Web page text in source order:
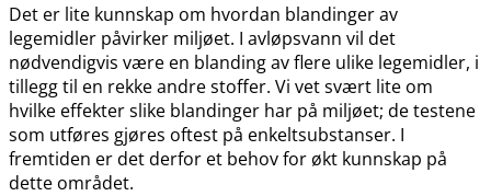
Det er lite kunnskap om hvordan blandinger av
legemidler påvirker miljøet. I avløpsvann vil det
nødvendigvis være en blanding av flere ulike legemidler, i
tillegg til en rekke andre stoffer. Vi vet svært lite om
hvilke effekter slike blandinger har på miljøet; de testene
som utføres gjøres oftest på enkeltsubstanser. I
fremtiden er det derfor et behov for økt kunnskap på
dette området.